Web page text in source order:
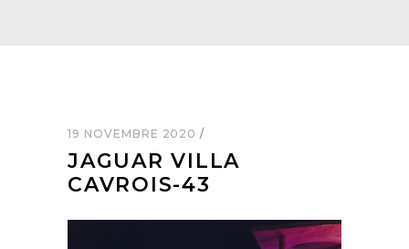
19 NOVEMBRE 2020
JAGUAR VILLA
CAVROIS-43